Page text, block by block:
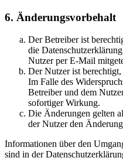
6. Änderungsvorbehalt
Der Betreiber ist
die
Nutzer per E-Mail
Der Nutzer ist
Im Falle des
Betreiber und dem
sofortiger Wirkung.
Die Änderungen gelten
der Nutzer den
Informationen über den
sind in der